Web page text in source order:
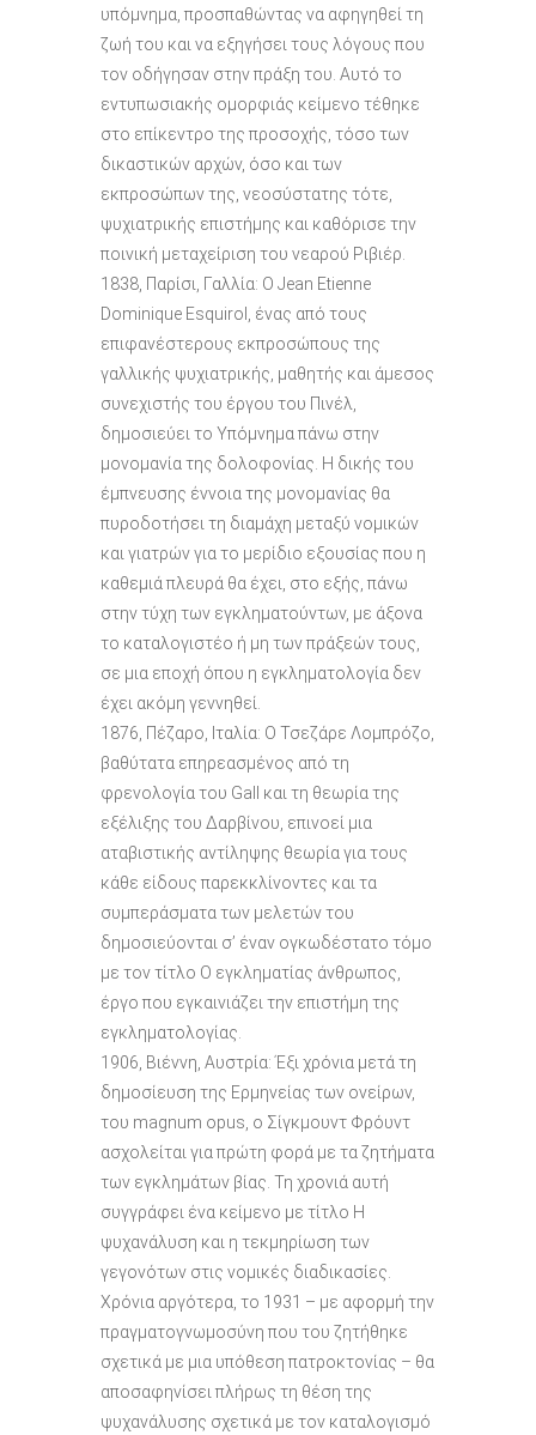
υπόμνημα, προσπαθώντας να αφηγηθεί τη
ζωή του και να εξηγήσει τους λόγους που
τον οδήγησαν στην πράξη του. Αυτό το
εντυπωσιακής ομορφιάς κείμενο τέθηκε
στο επίκεντρο της προσοχής, τόσο των
δικαστικών αρχών, όσο και των
εκπροσώπων της, νεοσύστατης τότε,
ψυχιατρικής επιστήμης και καθόρισε την
ποινική μεταχείριση του νεαρού Ριβιέρ.
1838, Παρίσι, Γαλλία: Ο Jean Etienne
Dominique Esquirol, ένας από τους
επιφανέστερους εκπροσώπους της
γαλλικής ψυχιατρικής, μαθητής και άμεσος
συνεχιστής του έργου του Πινέλ,
δημοσιεύει το Υπόμνημα πάνω στην
μονομανία της δολοφονίας. Η δικής του
έμπνευσης έννοια της μονομανίας θα
πυροδοτήσει τη διαμάχη μεταξύ νομικών
και γιατρών για το μερίδιο εξουσίας που η
καθεμιά πλευρά θα έχει, στο εξής, πάνω
στην τύχη των εγκληματούντων, με άξονα
το καταλογιστέο ή μη των πράξεών τους,
σε μια εποχή όπου η εγκληματολογία δεν
έχει ακόμη γεννηθεί.
1876, Πέζαρο, Ιταλία: Ο Τσεζάρε Λομπρόζο,
βαθύτατα επηρεασμένος από τη
φρενολογία του Gall και τη θεωρία της
εξέλιξης του Δαρβίνου, επινοεί μια
αταβιστικής αντίληψης θεωρία για τους
κάθε είδους παρεκκλίνοντες και τα
συμπεράσματα των μελετών του
δημοσιεύονται σ’ έναν ογκωδέστατο τόμο
με τον τίτλο Ο εγκληματίας άνθρωπος,
έργο που εγκαινιάζει την επιστήμη της
εγκληματολογίας.
1906, Βιέννη, Αυστρία: Έξι χρόνια μετά τη
δημοσίευση της Ερμηνείας των ονείρων,
του magnum opus, o Σίγκμουντ Φρόυντ
ασχολείται για πρώτη φορά με τα ζητήματα
των εγκλημάτων βίας. Τη χρονιά αυτή
συγγράφει ένα κείμενο με τίτλο Η
ψυχανάλυση και η τεκμηρίωση των
γεγονότων στις νομικές διαδικασίες.
Χρόνια αργότερα, το 1931 – με αφορμή την
πραγματογνωμοσύνη που του ζητήθηκε
σχετικά με μια υπόθεση πατροκτονίας – θα
αποσαφηνίσει πλήρως τη θέση της
ψυχανάλυσης σχετικά με τον καταλογισμό